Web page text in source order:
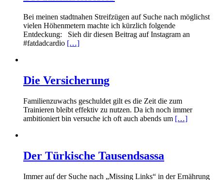
Bei meinen stadtnahen Streifzügen auf Suche nach möglichst
vielen Höhenmetern machte ich kürzlich folgende
Entdeckung: Sieh dir diesen Beitrag auf Instagram an
#fatdadcardio […]
Die Versicherung
Familienzuwachs geschuldet gilt es die Zeit die zum
Trainieren bleibt effektiv zu nutzen. Da ich noch immer
ambitioniert bin versuche ich oft auch abends um […]
Der Türkische Tausendsassa
Immer auf der Suche nach „Missing Links“ in der Ernährung